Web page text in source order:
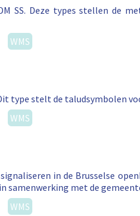
SS. Deze types stellen de
WMS
type stelt de taludsymbolen
WMS
in de Brusselse
samenwerking met de
WMS